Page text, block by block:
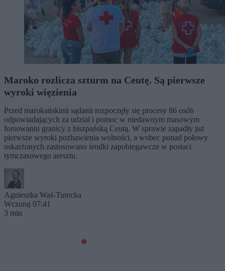
Maroko rozlicza szturm na Ceutę. Są pierwsze
wyroki więzienia
Przed marokańskimi sądami rozpoczęły się procesy 86 osób
odpowiadających za udział i pomoc w niedawnym masowym
forsowaniu granicy z hiszpańską Ceutą. W sprawie zapadły już
pierwsze wyroki pozbawienia wolności, a wobec ponad połowy
oskarżonych zastosowano środki zapobiegawcze w postaci
tymczasowego aresztu.
Agnieszka Waś-Turecka
Wczoraj 07:41
3 min